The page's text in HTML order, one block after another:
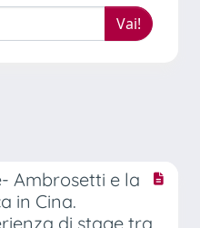
Ambrosetti e la
in Cina.
di stage tra